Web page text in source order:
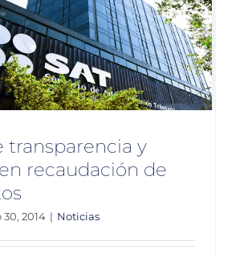
transparencia y
recaudación de
2014 | Noticias